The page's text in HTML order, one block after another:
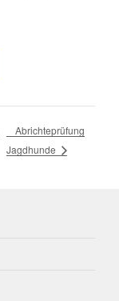
Abrichteprüfung
Jagdhunde